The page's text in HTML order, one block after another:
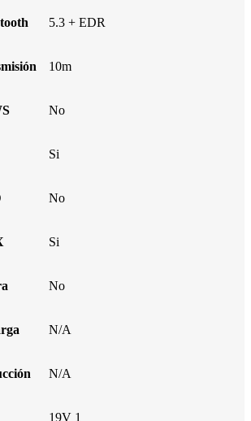
5.3 + EDR
10m
No
Si
No
Si
No
N/A
N/A
19V 1